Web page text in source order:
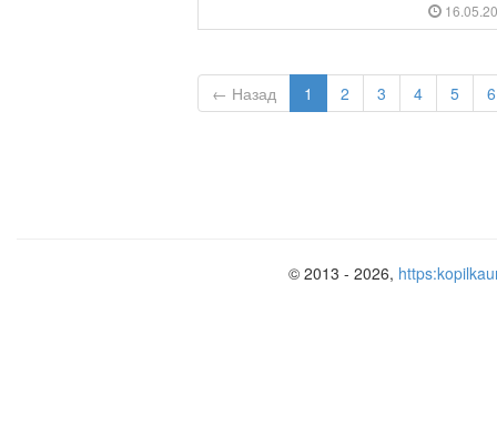
← Назад 1 2 3 4 5 6
© 2013 - 2026,